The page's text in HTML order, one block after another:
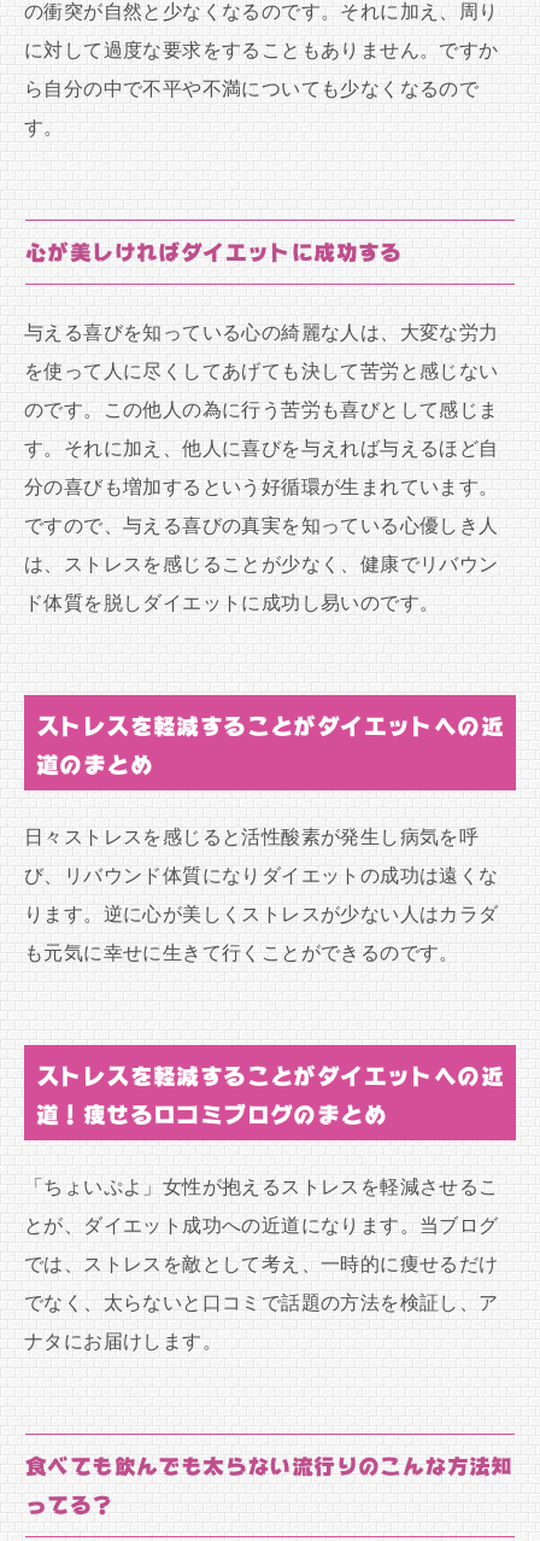
の衝突が自然と少なくなるのです。それに加え、周り
に対して過度な要求をすることもありません。ですか
ら自分の中で不平や不満についても少なくなるので
す。
心が美しければダイエットに成功する
与える喜びを知っている心の綺麗な人は、大変な労力
を使って人に尽くしてあげても決して苦労と感じない
のです。この他人の為に行う苦労も喜びとして感じま
す。それに加え、他人に喜びを与えれば与えるほど自
分の喜びも増加するという好循環が生まれています。
ですので、与える喜びの真実を知っている心優しき人
は、ストレスを感じることが少なく、健康でリバウン
ド体質を脱しダイエットに成功し易いのです。
ストレスを軽減することがダイエットへの近
道のまとめ
日々ストレスを感じると活性酸素が発生し病気を呼
び、リバウンド体質になりダイエットの成功は遠くな
ります。逆に心が美しくストレスが少ない人はカラダ
も元気に幸せに生きて行くことができるのです。
ストレスを軽減することがダイエットへの近
道！痩せる口コミブログのまとめ
「ちょいぷよ」女性が抱えるストレスを軽減させるこ
とが、ダイエット成功への近道になります。当ブログ
では、ストレスを敵として考え、一時的に痩せるだけ
でなく、太らないと口コミで話題の方法を検証し、ア
ナタにお届けします。
食べても飲んでも太らない流行りのこんな方法知
ってる？